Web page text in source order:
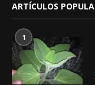
ARTÍCULOS
1